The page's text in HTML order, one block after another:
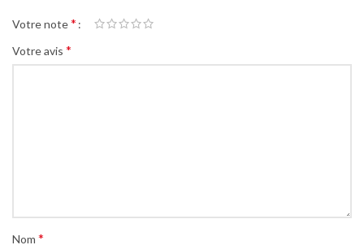
Votre note*
Votre avis *
Nom *